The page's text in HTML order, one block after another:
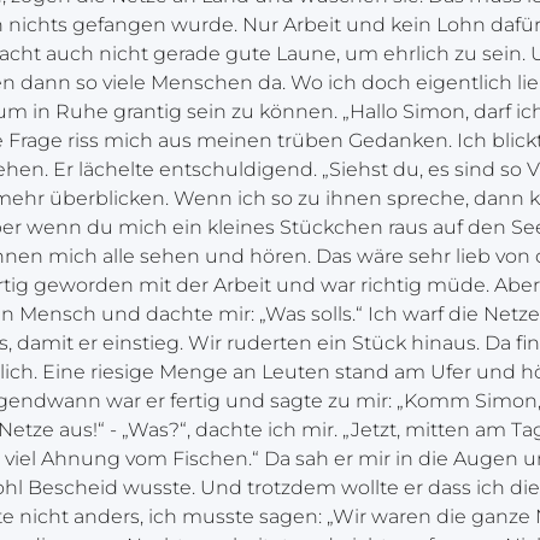
gefangen wurde. Nur Arbeit und kein Lohn
auch nicht gerade gute Laune, um ehrlich zu sein.
dann so viele Menschen da. Wo ich doch eigentlich
in Ruhe grantig sein zu können. „Hallo Simon, darf
Frage riss mich aus meinen trüben Gedanken. Ich
Er lächelte entschuldigend. „Siehst du, es sind so
überblicken. Wenn ich so zu ihnen spreche, dann
wenn du mich ein kleines Stückchen raus auf den
mich alle sehen und hören. Das wäre sehr lieb von
geworden mit der Arbeit und war richtig müde.
Mensch und dachte mir: „Was solls.“ Ich warf die
damit er einstieg. Wir ruderten ein Stück hinaus. Da
Eine riesige Menge an Leuten stand am Ufer und
war er fertig und sagte zu mir: „Komm
aus!“ - „Was?“, dachte ich mir. „Jetzt, mitten am
Ahnung vom Fischen.“ Da sah er mir in die Augen
Bescheid wusste. Und trotzdem wollte er dass ich
nicht anders, ich musste sagen: „Wir waren die ganze